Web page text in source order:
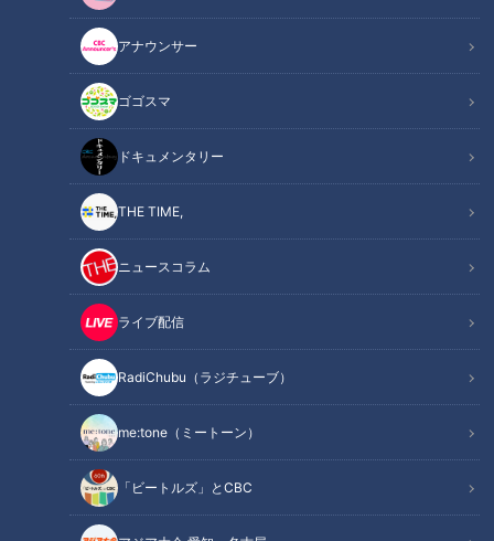
アナウンサー
ゴゴスマ
ドキュメンタリー
THE TIME,
ニュースコラム
ライブ配信
RadiChubu（ラジチューブ）
me:tone（ミートーン）
「ビートルズ」とCBC
記事に戻る
この記事を見たあなたへのおすすめ
魚鱗癬は他人にうつりません！
体のどこが一番かゆいのか…聞
いてみると。～定期配信型ドキ
ュメンタリー「ピエロと呼ばれ
た息子」第74話
難病・道化師様魚鱗癬と闘う父
と子の物語～定期配信型ドキュ
メンタリー「ピエロと呼ばれた
息子」第75話